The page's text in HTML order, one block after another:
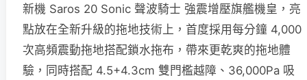
新機 Saros 20 Sonic 聲波騎士 強震增壓旗艦機皇，亮
點放在全新升級的拖地技術上，首度採用每分鐘 4,000
次高頻震動拖地搭配鎖水拖布，帶來更乾爽的拖地體
驗，同時搭配 4.5+4.3cm 雙門檻越障、36,000Pa 吸